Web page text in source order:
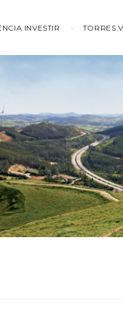
INVESTIR TORRES